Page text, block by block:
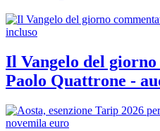
Il Vangelo del
Paolo Quattrone -